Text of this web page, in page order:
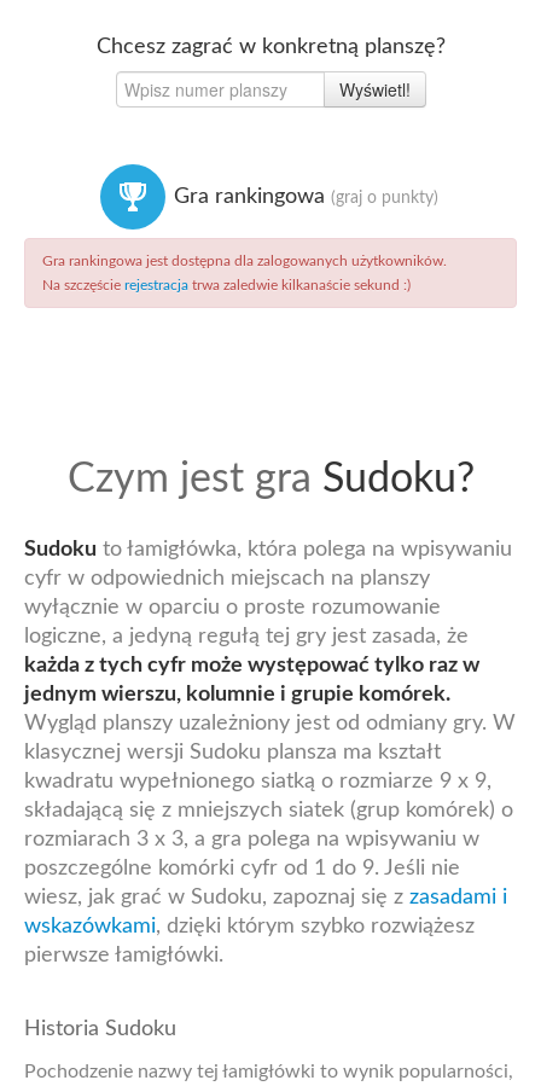
Chcesz zagrać w konkretną planszę?
Gra rankingowa (graj o punkty)
Gra rankingowa jest dostępna dla zalogowanych użytkowników.
Na szczęście rejestracja trwa zaledwie kilkanaście sekund :)
Czym jest gra Sudoku?
Sudoku to łamigłówka, która polega na wpisywaniu
cyfr w odpowiednich miejscach na planszy
wyłącznie w oparciu o proste rozumowanie
logiczne, a jedyną regułą tej gry jest zasada, że
każda z tych cyfr może występować tylko raz w
jednym wierszu, kolumnie i grupie komórek.
Wygląd planszy uzależniony jest od odmiany gry. W
klasycznej wersji Sudoku plansza ma kształt
kwadratu wypełnionego siatką o rozmiarze 9 x 9,
składającą się z mniejszych siatek (grup komórek) o
rozmiarach 3 x 3, a gra polega na wpisywaniu w
poszczególne komórki cyfr od 1 do 9. Jeśli nie
wiesz, jak grać w Sudoku, zapoznaj się z zasadami i
wskazówkami, dzięki którym szybko rozwiążesz
pierwsze łamigłówki.
Historia Sudoku
Pochodzenie nazwy tej łamigłówki to wynik popularności,